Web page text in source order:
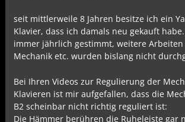
seit mittlerweile 8 Jahren besitze ich ein
Klavier, dass ich damals neu gekauft
immer jährlich gestimmt, weitere
Mechanik etc. wurden bislang nicht
Bei Ihren Videos zur Regulierung der
Klavieren ist mir aufgefallen, dass die
B2 scheinbar nicht richtig reguliert ist:
Die Hämmer berühren die Ruheleiste gar